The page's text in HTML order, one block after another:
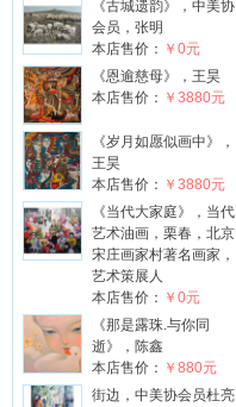
《古城遗韵》，中美协
会员，张明
本店售价： ￥0元
《恩逾慈母》，王昊
本店售价： ￥3880元
《岁月如愿似画中》，
王昊
本店售价： ￥3880元
《当代大家庭》，当代
艺术油画，栗春，北京
宋庄画家村著名画家，
艺术策展人
本店售价： ￥0元
《那是露珠.与你同
逝》，陈鑫
本店售价： ￥880元
街边，中美协会员杜亮